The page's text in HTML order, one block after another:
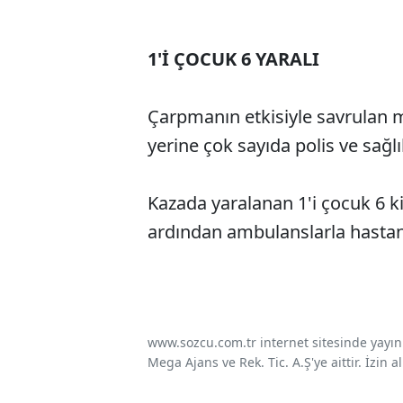
1'İ ÇOCUK 6 YARALI
Çarpmanın etkisiyle savrulan
yerine çok sayıda polis ve
Kazada yaralanan 1'i çocuk 6
ardından ambulanslarla
www.sozcu.com.tr internet sitesinde
Mega Ajans ve Rek. Tic. A.Ş'ye aittir. İzin